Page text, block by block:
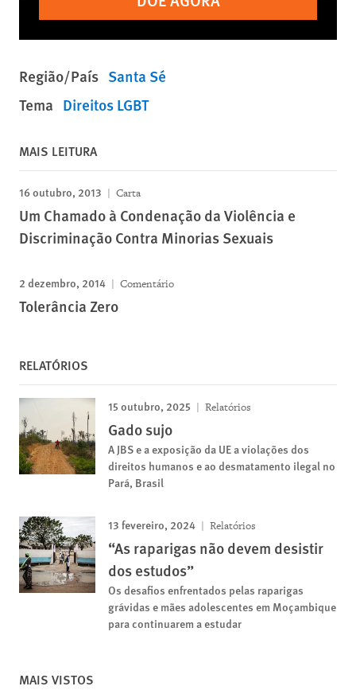
Região/País Santa Sé
Tema Direitos LGBT
MAIS LEITURA
16 outubro, 2013 Carta
Um Chamado à Condenação da Violência e
Discriminação Contra Minorias Sexuais
2 dezembro, 2014 Comentário
Tolerância Zero
RELATÓRIOS
15 outubro, 2025 Relatórios
Gado sujo
A JBS e a exposição da UE a violações dos
direitos humanos e ao desmatamento ilegal no
Pará, Brasil
13 fevereiro, 2024 Relatórios
“As raparigas não devem desistir
dos estudos”
Os desafios enfrentados pelas raparigas
grávidas e mães adolescentes em Moçambique
para continuarem a estudar
MAIS VISTOS